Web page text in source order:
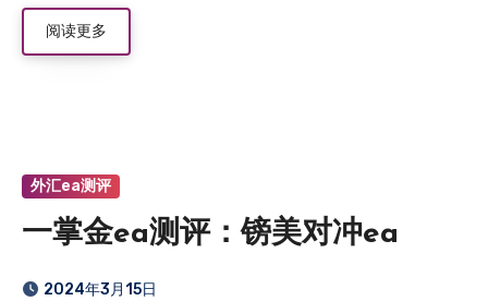
阅读更多
外汇ea测评
一掌金ea测评：镑美对冲ea
2024年3月15日